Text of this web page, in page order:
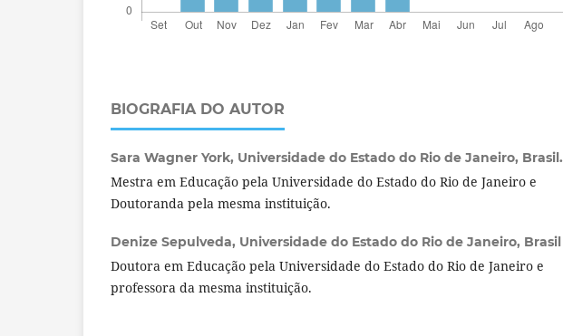
BIOGRAFIA DO AUTOR
Sara Wagner York, Universidade do Estado do Rio de Janeiro, Brasil.
Mestra em Educação pela Universidade do Estado do Rio de Janeiro e
Doutoranda pela mesma instituição.
Denize Sepulveda, Universidade do Estado do Rio de Janeiro, Brasil
Doutora em Educação pela Universidade do Estado do Rio de Janeiro e
professora da mesma instituição.